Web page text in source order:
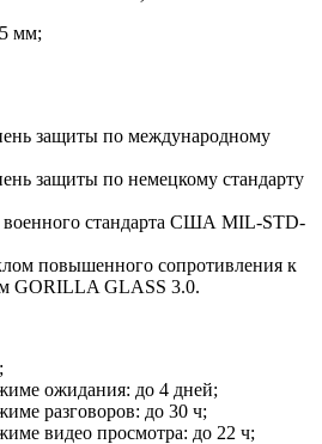
мм;
защиты по международному
защиты по немецкому стандарту
стандарта США MIL-STD-
повышенного сопротивления к
GORILLA GLASS 3.0.
ожидания: до 4 дней;
разговоров: до 30 ч;
видео просмотра: до 22 ч;